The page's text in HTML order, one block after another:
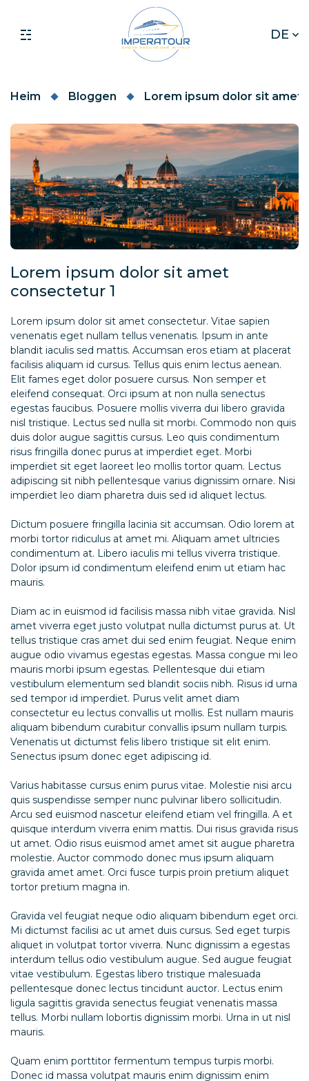
DE
Heim Bloggen Lorem ipsum dolor sit amet
Lorem ipsum dolor sit amet
consectetur 1
Lorem ipsum dolor sit amet consectetur. Vitae sapien
venenatis eget nullam tellus venenatis. Ipsum in ante
blandit iaculis sed mattis. Accumsan eros etiam at placerat
facilisis aliquam id cursus. Tellus quis enim lectus aenean.
Elit fames eget dolor posuere cursus. Non semper et
eleifend consequat. Orci ipsum at non nulla senectus
egestas faucibus. Posuere mollis viverra dui libero gravida
nisl tristique. Lectus sed nulla sit morbi. Commodo non quis
duis dolor augue sagittis cursus. Leo quis condimentum
risus fringilla donec purus at imperdiet eget. Morbi
imperdiet sit eget laoreet leo mollis tortor quam. Lectus
adipiscing sit nibh pellentesque varius dignissim ornare. Nisi
imperdiet leo diam pharetra duis sed id aliquet lectus.
Dictum posuere fringilla lacinia sit accumsan. Odio lorem at
morbi tortor ridiculus at amet mi. Aliquam amet ultricies
condimentum at. Libero iaculis mi tellus viverra tristique.
Dolor ipsum id condimentum eleifend enim ut etiam hac
mauris.
Diam ac in euismod id facilisis massa nibh vitae gravida. Nisl
amet viverra eget justo volutpat nulla dictumst purus at. Ut
tellus tristique cras amet dui sed enim feugiat. Neque enim
augue odio vivamus egestas egestas. Massa congue mi leo
mauris morbi ipsum egestas. Pellentesque dui etiam
vestibulum elementum sed blandit sociis nibh. Risus id urna
sed tempor id imperdiet. Purus velit amet diam
consectetur eu lectus convallis ut mollis. Est nullam mauris
aliquam bibendum curabitur convallis ipsum nullam turpis.
Venenatis ut dictumst felis libero tristique sit elit enim.
Senectus ipsum donec eget adipiscing id.
Varius habitasse cursus enim purus vitae. Molestie nisi arcu
quis suspendisse semper nunc pulvinar libero sollicitudin.
Arcu sed euismod nascetur eleifend etiam vel fringilla. A et
quisque interdum viverra enim mattis. Dui risus gravida risus
ut amet. Odio risus euismod amet amet sit augue pharetra
molestie. Auctor commodo donec mus ipsum aliquam
gravida amet amet. Orci fusce turpis proin pretium aliquet
tortor pretium magna in.
Gravida vel feugiat neque odio aliquam bibendum eget orci.
Mi dictumst facilisi ac ut amet duis cursus. Sed eget turpis
aliquet in volutpat tortor viverra. Nunc dignissim a egestas
interdum tellus odio vestibulum augue. Sed augue feugiat
vitae vestibulum. Egestas libero tristique malesuada
pellentesque donec lectus tincidunt auctor. Lectus enim
ligula sagittis gravida senectus feugiat venenatis massa
tellus. Morbi nullam lobortis dignissim morbi. Urna in ut nisl
mauris.
Quam enim porttitor fermentum tempus turpis morbi.
Donec id massa volutpat mauris enim dignissim enim